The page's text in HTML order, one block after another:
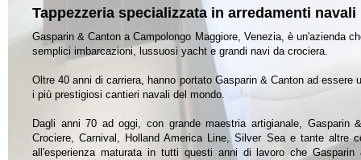
Tappezzeria specializzata in arredamenti
Gasparin & Canton a Campolongo Maggiore, Venezia, è un'azienda
semplici imbarcazioni, lussuosi yacht e grandi navi da crociera.
Oltre 40 anni di carriera, hanno portato Gasparin & Canton ad
i più prestigiosi cantieri navali del mondo.
Dagli anni 70 ad oggi, con grande maestria artigianale, Gasparin
Crociere, Carnival, Holland America Line, Silver Sea e tante altre
all'esperienza maturata in tutti questi anni di lavoro che